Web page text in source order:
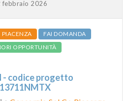
febbraio 2026
PIACENZA
FAI DOMANDA
OPPORTUNITÀ
- codice progetto